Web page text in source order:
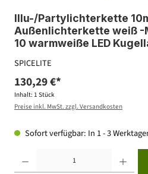
Illu-/Partylichterkette
Außenlichterkette weiß -
10 warmweiße LED
SPICELITE
130,29 €*
Inhalt: 1 Stück
Preise inkl. MwSt. zzgl. Versandkosten
Sofort verfügbar: In 1 - 3